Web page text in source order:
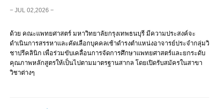
− JUL 02,2026 −
ด้วย คณะแพทยศาสตร์ มหาวิทยาลัยกรุงเทพธนบุรี มีความประสงค์จะ
ดำเนินการสรรหาและคัดเลือกบุคคลเช้าดำรงตำแหน่งอาจารย์ประจำกลุ่มวิ
ชาปรีคลินิก เพื่อร่วมขับเคลื่อนการจัดการศึกษาแพทยศาสตร์และยกระดับ
คุณภาพหลักสูตรให้เป็นไปตามมาตรฐานสากล โดยเปิดรับสมัครในสาขา
วิชาต่างๆ